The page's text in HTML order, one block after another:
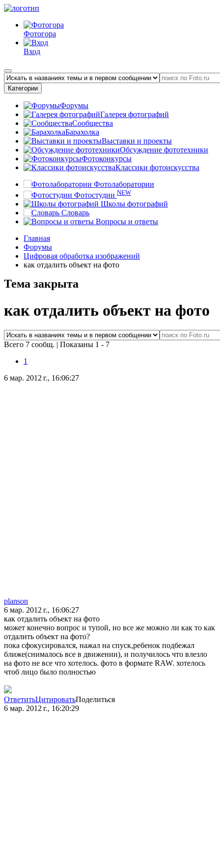
Фотогора
Вход
Категории
Форумы
Галерея фотографий
Сообщества
Барахолка
Выставки и проекты
Обсуждение фототехники
Фотоконкурсы
Классики фотоискусства
Фотолаборатории
Фотостудии NEW
Школы фотографий
Словарь
Вопросы и ответы
Главная
Форумы
Цифровая обработка изображений
как отдалить объект на фото
Тема закрыта
как отдалить объект на фото
Всего 7 сообщ. | Показаны 1 - 7
1
6 мар. 2012 г., 16:06:27
planson
6 мар. 2012 г., 16:06:27
как отдалить объект на фото
может конечно вопрос и тупой, но все же можно ли как то как
отдалить объект на фото?
пока сфокусировался, нажал на спуск,ребенок подбежал
ближе(снималось все в движении), и получилось что влезло
на фото не все что хотелось. фото в формате RAW. хотелось
чтоб лицо было полностью
ОтветитьЦитироватьПоделиться
6 мар. 2012 г., 16:20:29